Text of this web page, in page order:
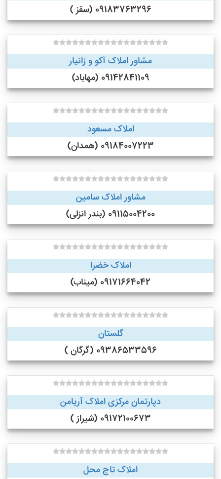
09183763296 (سقز )
مشاور املاک آکو و زانیار
09142841109 (مهاباد)
املاک مسعود
09184007223 (همدان)
مشاور املاک سامین
09115004200 (بندر انزلی)
املاک خضرا
09171664042 (میناب)
گلستان
09386533596 (گرگان )
دپارتمان مرکزی املاک آریامن
09172100673 (شیراز )
املاک تاج محل